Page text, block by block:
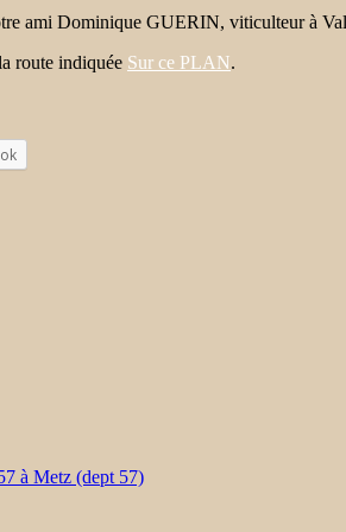
ami Dominique GUERIN, viticulteur à
route indiquée Sur ce PLAN.
à Metz (dept 57)